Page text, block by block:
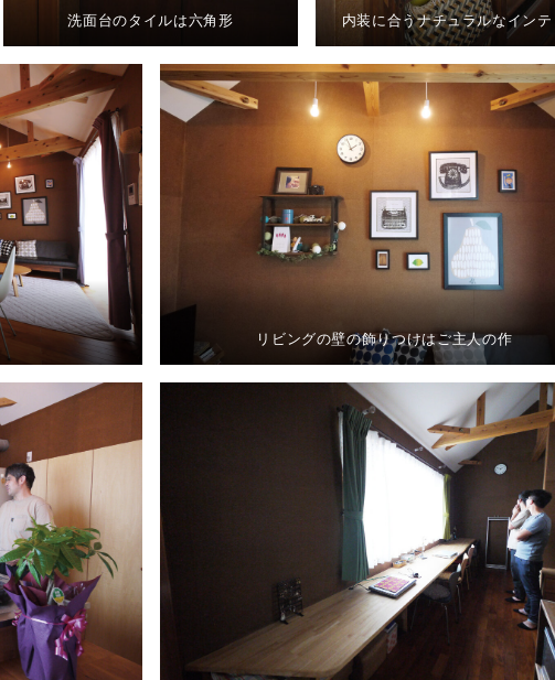
洗面台のタイルは六角形 内装に合うナチュラルなイン
リビングの壁の飾りつけはご主人の作